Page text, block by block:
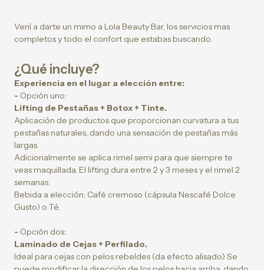
Vení a darte un mimo a Lola Beauty Bar, los servicios mas
completos y todo el confort que estabas buscando.
¿Qué incluye?
Experiencia en el lugar a elección entre:
- Opción uno:
Lifting de Pestañas + Botox + Tinte.
Aplicación de productos que proporcionan curvatura a tus
pestañas naturales, dando una sensación de pestañas más
largas.
Adicionalmente se aplica rimel semi para que siempre te
veas maquillada. El lifting dura entre 2 y 3 meses y el rimel 2
semanas.
Bebida a elección: Café cremoso (cápsula Nescafé Dolce
Gusto) o Té.
- Opción dos:
Laminado de Cejas + Perfilado.
Ideal para cejas con pelos rebeldes (da efecto alisado) Se